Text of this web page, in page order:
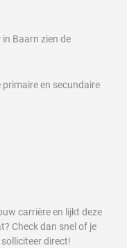
Baarn zien de
en secundaire
carrière en lijkt deze
Check dan snel of je
direct!